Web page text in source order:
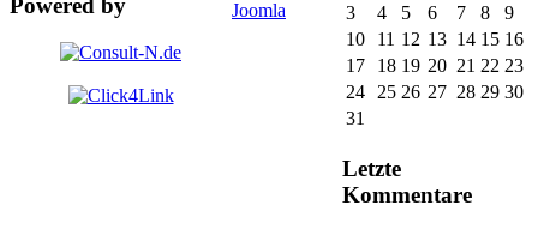
Powered by
Joomla
3
4 5 6 7 8
9
10
11 12 13 14 15 16
17
18 19 20 21 22 23
24 25 26 27 28 29 30
31
Letzte
Kommentare